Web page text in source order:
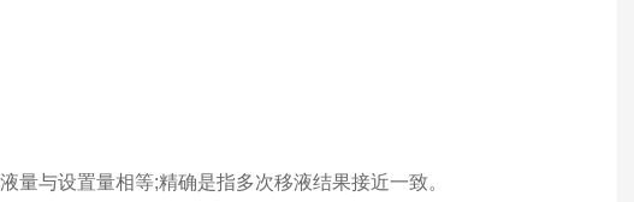
量与设置量相等;精确是指多次移液结果接近一致。